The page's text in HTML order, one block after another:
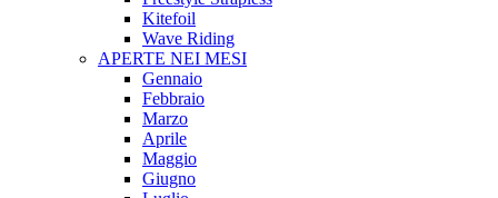
Kitefoil
Wave Riding
APERTE NEI MESI
Gennaio
Febbraio
Marzo
Aprile
Maggio
Giugno